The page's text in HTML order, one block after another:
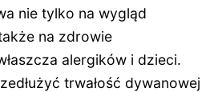
nie tylko na wygląd
na zdrowie
alergików i dzieci.
trwałość dywanowej